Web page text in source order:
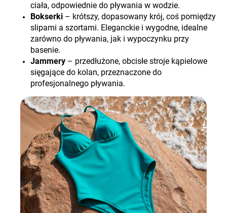
ciała, odpowiednie do pływania w wodzie.
Bokserki – krótszy, dopasowany krój, coś pomiędzy
slipami a szortami. Eleganckie i wygodne, idealne
zarówno do pływania, jak i wypoczynku przy
basenie.
Jammery – przedłużone, obcisłe stroje kąpielowe
sięgające do kolan, przeznaczone do
profesjonalnego pływania.